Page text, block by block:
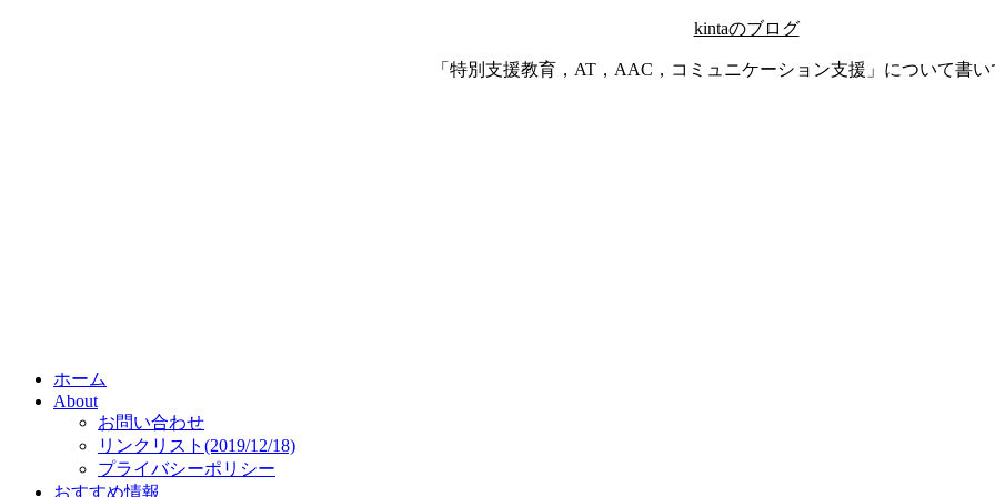
kintaのブログ
「特別支援教育，AT，AAC，コミュニケーション支援」について書
ホーム
About
お問い合わせ
リンクリスト(2019/12/18)
プライバシーポリシー
おすすめ情報